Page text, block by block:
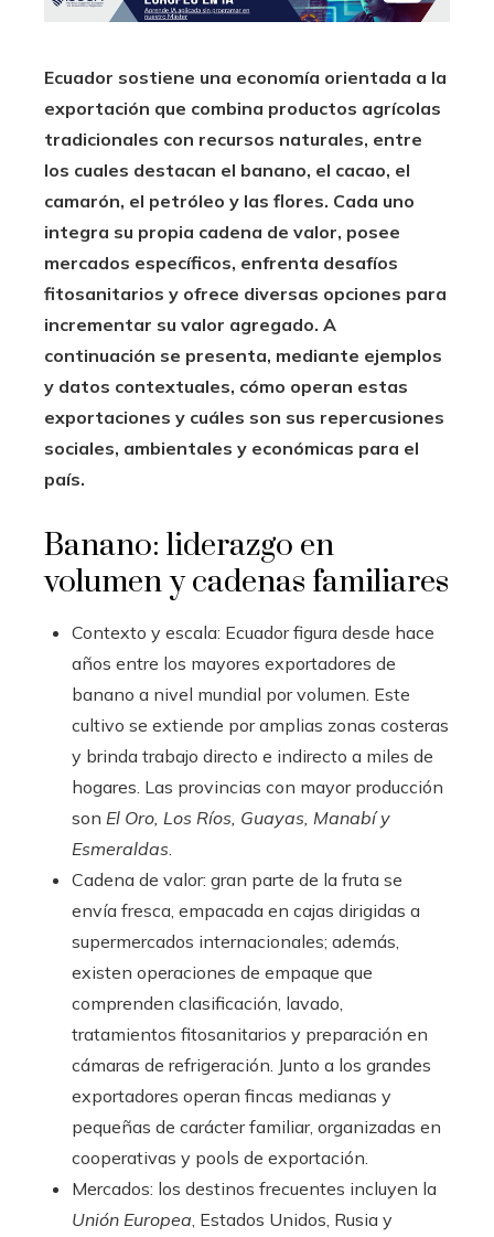
Ecuador sostiene una economía orientada a la
exportación que combina productos agrícolas
tradicionales con recursos naturales, entre
los cuales destacan el banano, el cacao, el
camarón, el petróleo y las flores. Cada uno
integra su propia cadena de valor, posee
mercados específicos, enfrenta desafíos
fitosanitarios y ofrece diversas opciones para
incrementar su valor agregado. A
continuación se presenta, mediante ejemplos
y datos contextuales, cómo operan estas
exportaciones y cuáles son sus repercusiones
sociales, ambientales y económicas para el
país.
Banano: liderazgo en
volumen y cadenas familiares
Contexto y escala: Ecuador figura desde hace
años entre los mayores exportadores de
banano a nivel mundial por volumen. Este
cultivo se extiende por amplias zonas costeras
y brinda trabajo directo e indirecto a miles de
hogares. Las provincias con mayor producción
son El Oro, Los Ríos, Guayas, Manabí y
Esmeraldas.
Cadena de valor: gran parte de la fruta se
envía fresca, empacada en cajas dirigidas a
supermercados internacionales; además,
existen operaciones de empaque que
comprenden clasificación, lavado,
tratamientos fitosanitarios y preparación en
cámaras de refrigeración. Junto a los grandes
exportadores operan fincas medianas y
pequeñas de carácter familiar, organizadas en
cooperativas y pools de exportación.
Mercados: los destinos frecuentes incluyen la
Unión Europea, Estados Unidos, Rusia y